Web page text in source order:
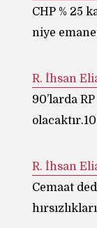
CHP % 25
niye
90’larda
Cemaat